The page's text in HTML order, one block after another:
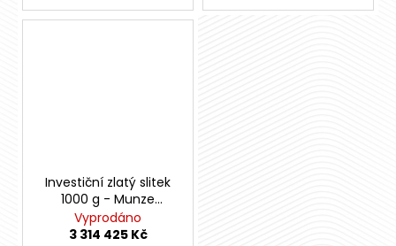
Investiční zlatý slitek
1000 g - Munze
Österreich
Vyprodáno
3 314 425 Kč